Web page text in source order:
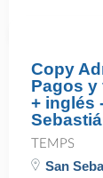
Copy
Pagos y
+ inglés
TEMPS
San